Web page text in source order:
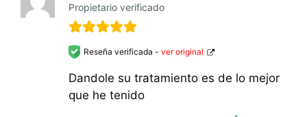
Propietario verificado
Reseña verificada - ver original
Dandole su tratamiento es de lo mejor
que he tenido